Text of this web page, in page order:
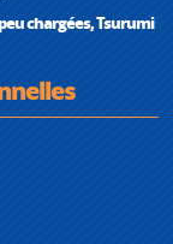
chargées, Tsurumi